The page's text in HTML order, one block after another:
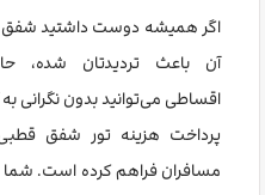
اگر همیشه دوست داشتید شفق
آن باعث تردیدتان شده،
اقساطی می‌توانید بدون نگرانی
پرداخت هزینه تور شفق
مسافران فراهم کرده است. شما